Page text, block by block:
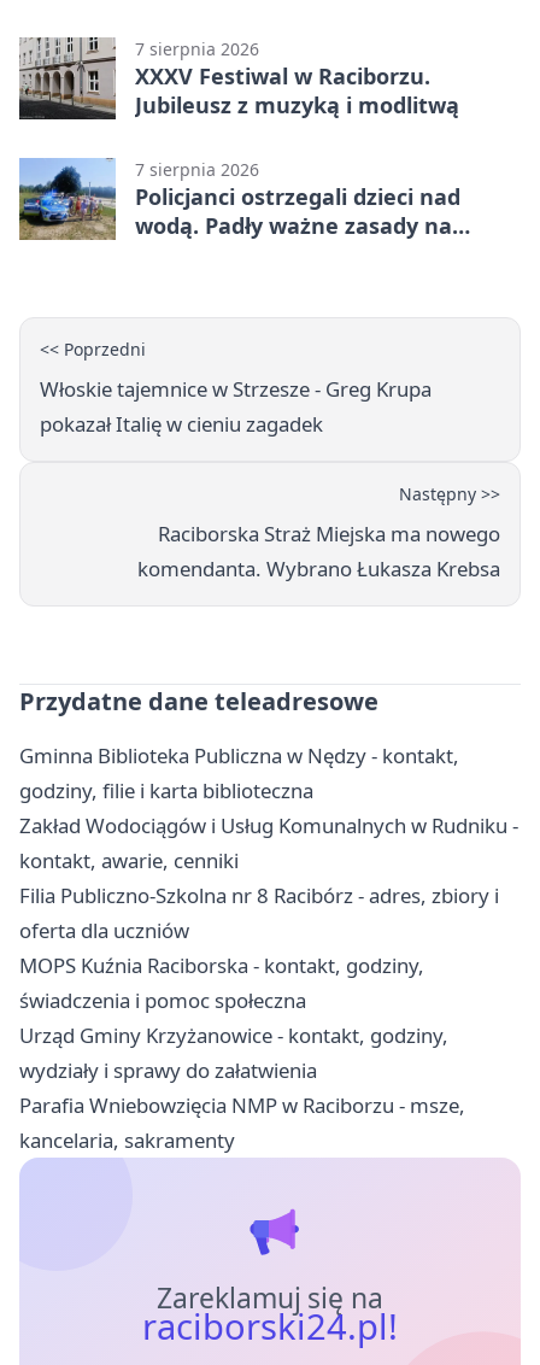
7 sierpnia 2026
XXXV Festiwal w Raciborzu.
Jubileusz z muzyką i modlitwą
7 sierpnia 2026
Policjanci ostrzegali dzieci nad
wodą. Padły ważne zasady na
<< Poprzedni
Włoskie tajemnice w Strzesze - Greg Krupa
pokazał Italię w cieniu zagadek
Następny >>
Raciborska Straż Miejska ma nowego
komendanta. Wybrano Łukasza Krebsa
Przydatne dane teleadresowe
Gminna Biblioteka Publiczna w Nędzy - kontakt,
godziny, filie i karta biblioteczna
Zakład Wodociągów i Usług Komunalnych w Rudniku -
kontakt, awarie, cenniki
Filia Publiczno-Szkolna nr 8 Racibórz - adres, zbiory i
oferta dla uczniów
MOPS Kuźnia Raciborska - kontakt, godziny,
świadczenia i pomoc społeczna
Urząd Gminy Krzyżanowice - kontakt, godziny,
wydziały i sprawy do załatwienia
Parafia Wniebowzięcia NMP w Raciborzu - msze,
kancelaria, sakramenty
Zareklamuj się na
raciborski24.pl!